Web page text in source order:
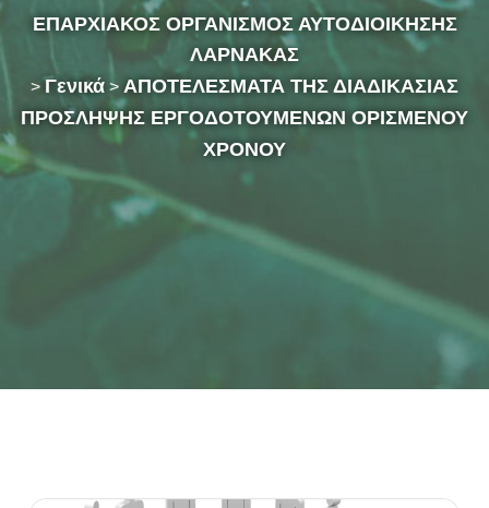
ΕΠΑΡΧΙΑΚΟΣ ΟΡΓΑΝΙΣΜΟΣ ΑΥΤΟΔΙΟΙΚΗΣΗΣ
ΛΑΡΝΑΚΑΣ
>Γενικά > ΑΠΟΤΕΛΕΣΜΑΤΑ ΤΗΣ ΔΙΑΔΙΚΑΣΙΑΣ
ΠΡΟΣΛΗΨΗΣ ΕΡΓΟΔΟΤΟΥΜΕΝΩΝ ΟΡΙΣΜΕΝΟΥ
ΧΡΟΝΟΥ